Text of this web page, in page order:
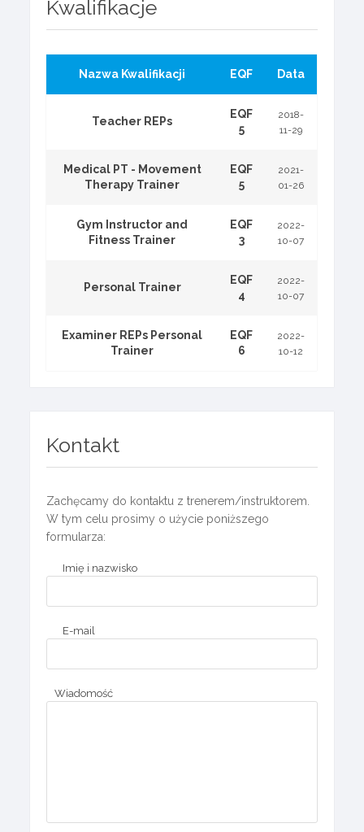
Kwalifikacje
Nazwa Kwalifikacji EQF Data
Teacher REPs
EQF
5
2018-
11-29
Medical PT - Movement
Therapy Trainer
EQF
5
2021-
01-26
Gym Instructor and
Fitness Trainer
EQF
3
2022-
10-07
Personal Trainer
EQF
4
2022-
10-07
Examiner REPs Personal
Trainer
EQF
6
2022-
10-12
Kontakt
Zachęcamy do kontaktu z trenerem/instruktorem.
W tym celu prosimy o użycie poniższego
formularza:
Imię i nazwisko
E-mail
Wiadomość